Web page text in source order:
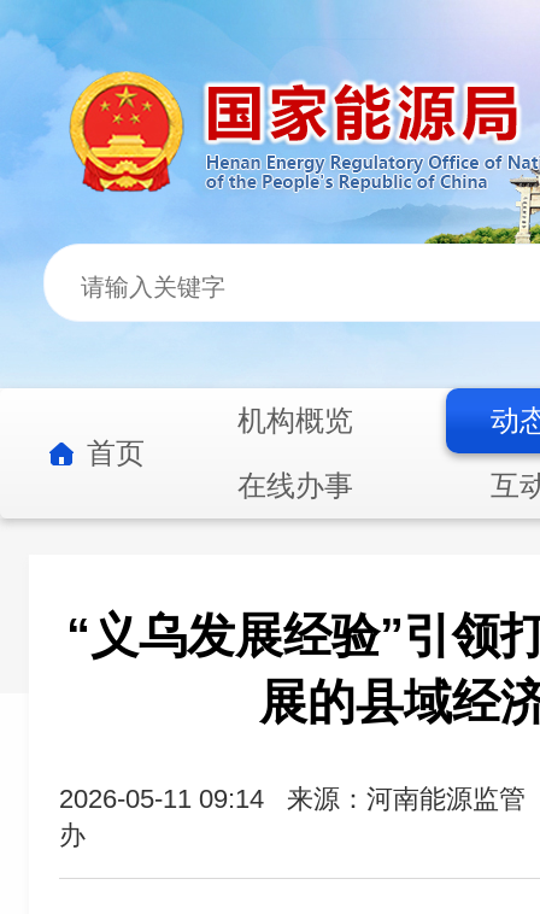
首页
机构概览
动
在线办事
互
“义乌发展经验”引领
展的县域经
2026-05-11 09:14
来源：河南能源监管
办